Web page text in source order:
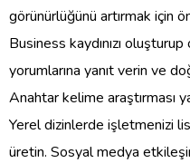
görünürlüğünü artırmak için
Business kaydınızı
yorumlarına yanıt verin ve
Anahtar kelime araştırması
Yerel dizinlerde işletmenizi
üretin. Sosyal medya